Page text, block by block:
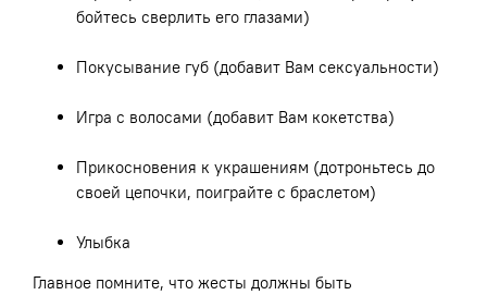
бойтесь сверлить его глазами)
Покусывание губ (добавит Вам сексуальности)
Игра с волосами (добавит Вам кокетства)
Прикосновения к украшениям (дотроньтесь до
своей цепочки, поиграйте с браслетом)
Улыбка
Главное помните, что жесты должны быть